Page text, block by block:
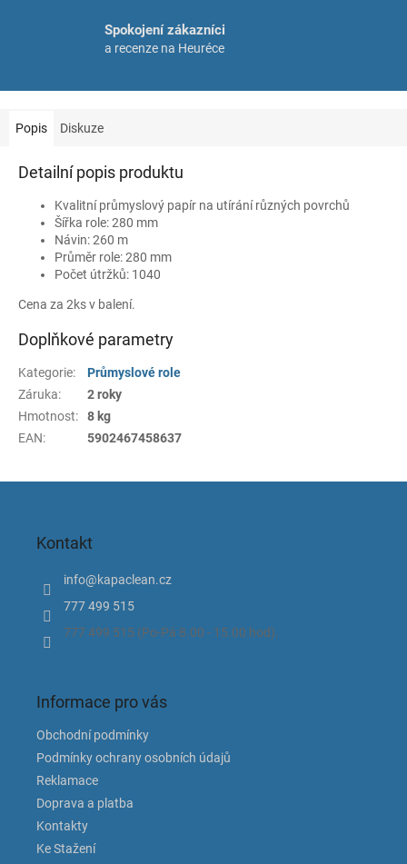
Spokojení zákazníci
a recenze na Heuréce
Popis Diskuze
Detailní popis produktu
Kvalitní průmyslový papír na utírání různých povrchů
Šířka role: 280 mm
Návin: 260 m
Průměr role: 280 mm
Počet útržků: 1040
Cena za 2ks v balení.
Doplňkové parametry
Kategorie:
Průmyslové role
Záruka:
2 roky
Hmotnost:
8 kg
EAN: 5902467458637
Kontakt
info@kapaclean.cz
777 499 515
777 499 515 (Po-Pá 8.00 - 15.00 hod).
Informace pro vás
Obchodní podmínky
Podmínky ochrany osobních údajů
Reklamace
Doprava a platba
Kontakty
Ke Stažení